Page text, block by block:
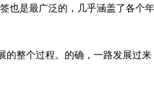
是最广泛的，几乎涵盖了各个
整个过程。的确，一路发展过